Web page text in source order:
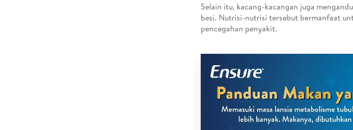
Selain itu, kacang-kacangan juga
besi. Nutrisi-nutrisi tersebut bermanfaat
pencegahan penyakit.